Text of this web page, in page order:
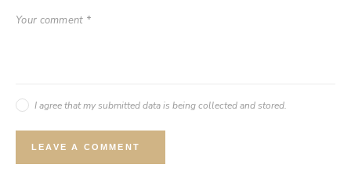
I agree that my submitted data is being collected and stored.